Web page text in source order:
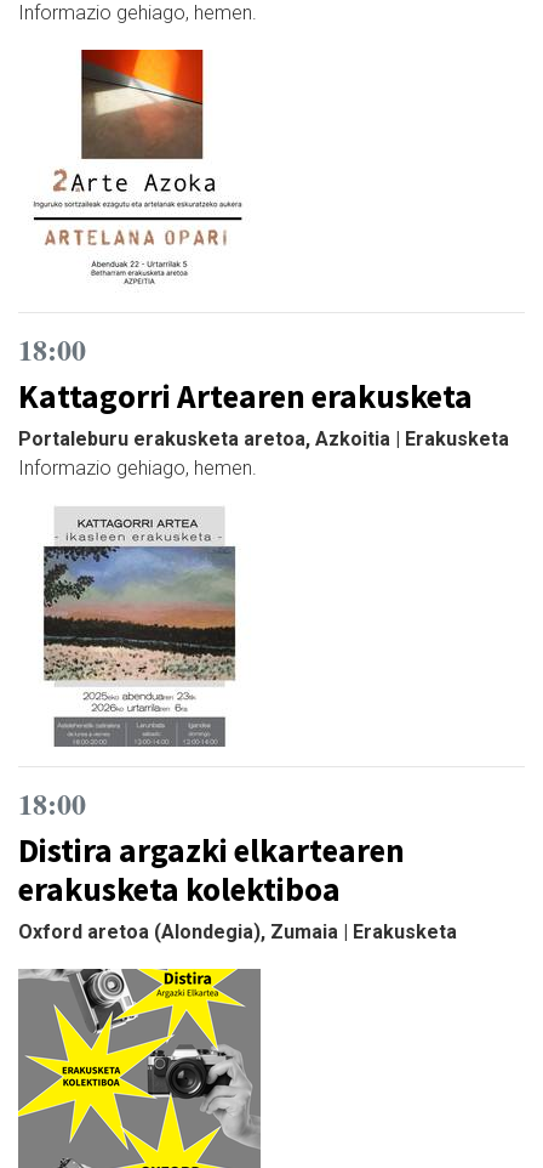
Informazio gehiago, hemen.
18:00
Kattagorri Artearen erakusketa
Portaleburu erakusketa aretoa, Azkoitia | Erakusketa
Informazio gehiago, hemen.
18:00
Distira argazki elkartearen
erakusketa kolektiboa
Oxford aretoa (Alondegia), Zumaia | Erakusketa